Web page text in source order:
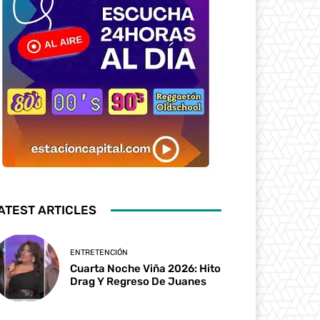
ARTICLES
ENTRETENCIÓN
Cuarta Noche Viña 2026: Hito
Drag Y Regreso De Juanes